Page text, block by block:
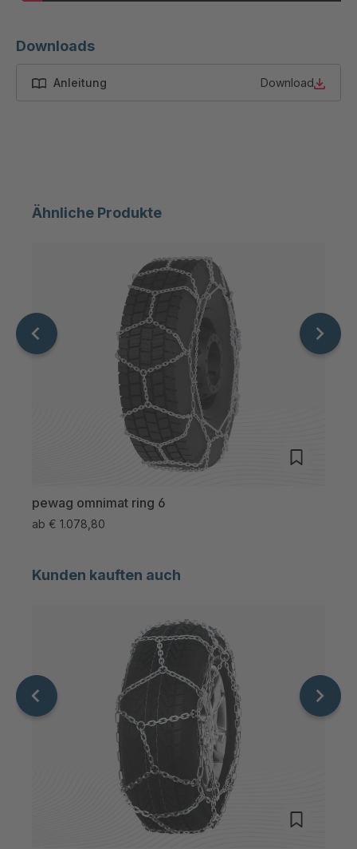
Downloads
Anleitung Download
Ähnliche Produkte
pewag omnimat ring 6
ab € 1.078,80
Kunden kauften auch